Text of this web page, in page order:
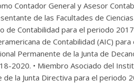
Contador General y Asesor
de las Facultades de
de Contabilidad para el periodo
de Contabilidad (AIC)
Permanente de la Junta de
2020. • Miembro Asociado del
la Junta Directiva para el periodo